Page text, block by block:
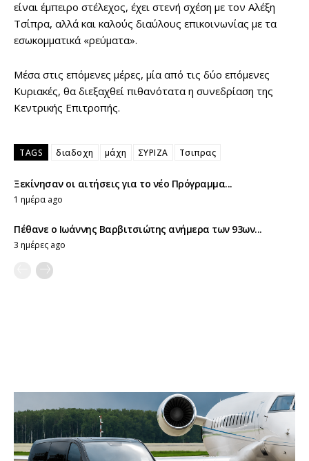
είναι έμπειρο στέλεχος, έχει στενή σχέση με τον Αλέξη
Τσίπρα, αλλά και καλούς διαύλους επικοινωνίας με τα
εσωκομματικά «ρεύματα».
Μέσα στις επόμενες μέρες, μία από τις δύο επόμενες
Κυριακές, θα διεξαχθεί πιθανότατα η συνεδρίαση της
Κεντρικής Επιτροπής.
TAGS διαδοχη μάχη ΣΥΡΙΖΑ Τσιπρας
Ξεκίνησαν οι αιτήσεις για το νέο Πρόγραμμα...
1 ημέρα ago
Πέθανε ο Ιωάννης Βαρβιτσιώτης ανήμερα των 93ων...
3 ημέρες ago